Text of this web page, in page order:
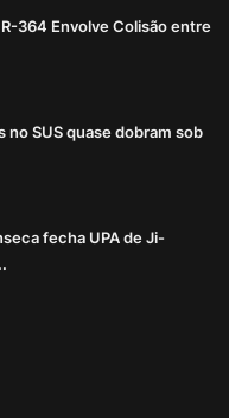
364 Envolve Colisão entre
SUS quase dobram sob
fecha UPA de Ji-